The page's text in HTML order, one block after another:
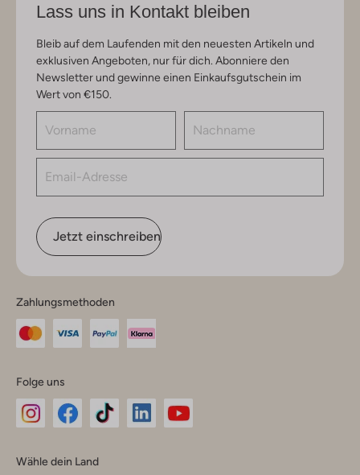
Lass uns in Kontakt bleiben
Bleib auf dem Laufenden mit den neuesten Artikeln und
exklusiven Angeboten, nur für dich. Abonniere den
Newsletter und gewinne einen Einkaufsgutschein im
Wert von €150.
Jetzt einschreiben
Zahlungsmethoden
Folge uns
Instagram
Facebook
TikTok
Wähle dein Land